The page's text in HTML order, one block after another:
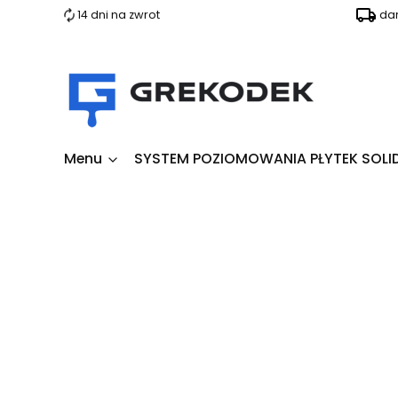
14 dni na zwrot
Menu SYSTEM POZIOMOWANIA PŁYTEK